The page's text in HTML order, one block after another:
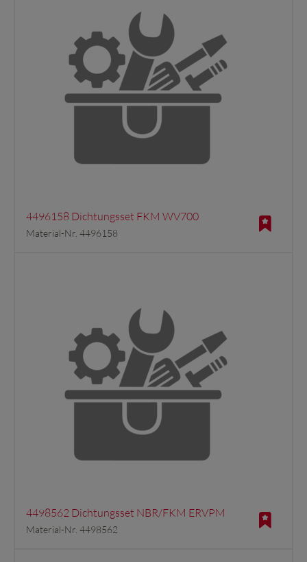
4496158 Dichtungsset FKM WV700
Material-Nr. 4496158
4498562 Dichtungsset NBR/FKM ERVPM
Material-Nr. 4498562